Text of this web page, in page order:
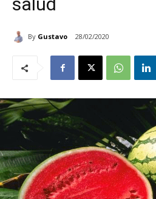
By Gustavo 28/02/2020